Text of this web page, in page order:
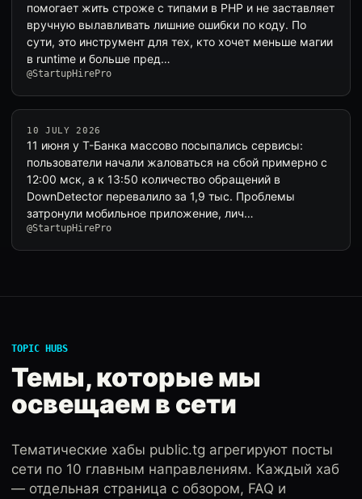
помогает жить строже с типами в PHP и не заставляет
вручную вылавливать лишние ошибки по коду. По
сути, это инструмент для тех, кто хочет меньше магии
в runtime и больше пред…
@StartupHirePro
10 JULY 2026
11 июня у Т-Банка массово посыпались сервисы:
пользователи начали жаловаться на сбой примерно с
12:00 мск, а к 13:50 количество обращений в
DownDetector перевалило за 1,9 тыс. Проблемы
затронули мобильное приложение, лич…
@StartupHirePro
TOPIC HUBS
Темы, которые мы
освещаем в сети
Тематические хабы public.tg агрегируют посты
сети по 10 главным направлениям. Каждый хаб
— отдельная страница с обзором, FAQ и